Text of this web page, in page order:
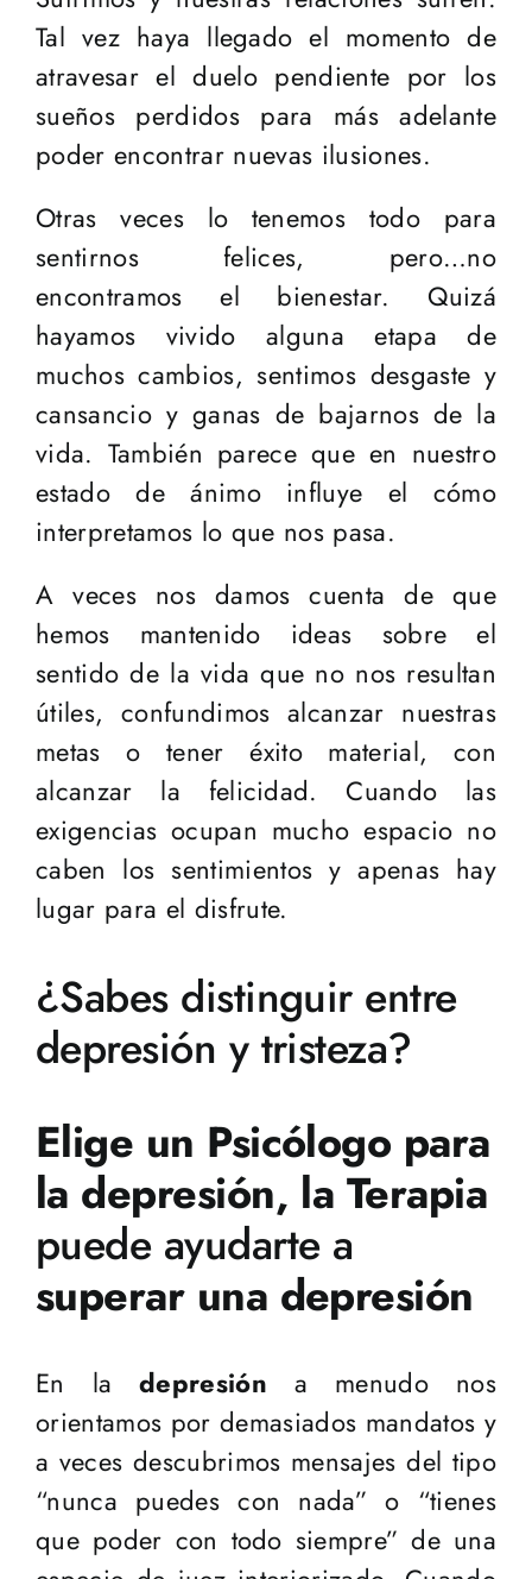
Tal vez haya llegado el momento de
atravesar el duelo pendiente por los
sueños perdidos para más adelante
poder encontrar nuevas ilusiones.
Otras veces lo tenemos todo para
sentirnos felices, pero…no
encontramos el bienestar. Quizá
hayamos vivido alguna etapa de
muchos cambios, sentimos desgaste y
cansancio y ganas de bajarnos de la
vida. También parece que en nuestro
estado de ánimo influye el cómo
interpretamos lo que nos pasa.
A veces nos damos cuenta de que
hemos mantenido ideas sobre el
sentido de la vida que no nos resultan
útiles, confundimos alcanzar nuestras
metas o tener éxito material, con
alcanzar la felicidad. Cuando las
exigencias ocupan mucho espacio no
caben los sentimientos y apenas hay
lugar para el disfrute.
¿Sabes distinguir entre
depresión y tristeza?
Elige un Psicólogo para
la depresión, la Terapia
puede ayudarte a
superar una depresión
En ladepresión a menudo nos
orientamos por demasiados mandatos y
a veces descubrimos mensajes del tipo
“nunca puedes con nada” o “tienes
que poder con todo siempre” de una